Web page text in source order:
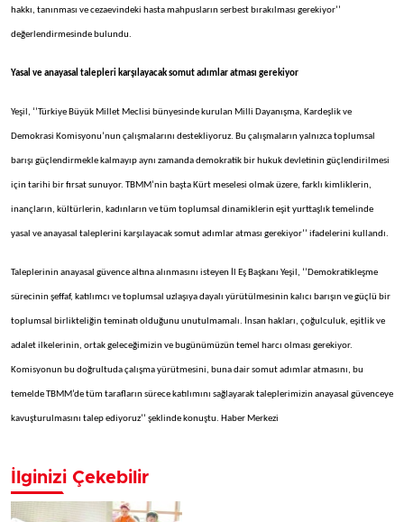
hakkı, tanınması ve cezaevindeki hasta mahpusların serbest bırakılması gerekiyor’’
değerlendirmesinde bulundu.
Yasal ve anayasal talepleri karşılayacak somut adımlar atması gerekiyor
Yeşil, ‘’Türkiye Büyük Millet Meclisi bünyesinde kurulan Milli Dayanışma, Kardeşlik ve
Demokrasi Komisyonu’nun çalışmalarını destekliyoruz. Bu çalışmaların yalnızca toplumsal
barışı güçlendirmekle kalmayıp aynı zamanda demokratik bir hukuk devletinin güçlendirilmesi
için tarihi bir fırsat sunuyor. TBMM’nin başta Kürt meselesi olmak üzere, farklı kimliklerin,
inançların, kültürlerin, kadınların ve tüm toplumsal dinamiklerin eşit yurttaşlık temelinde
yasal ve anayasal taleplerini karşılayacak somut adımlar atması gerekiyor’’ ifadelerini kullandı.
Taleplerinin anayasal güvence altına alınmasını isteyen İl Eş Başkanı Yeşil, ‘’Demokratikleşme
sürecinin şeffaf, katılımcı ve toplumsal uzlaşıya dayalı yürütülmesinin kalıcı barışın ve güçlü bir
toplumsal birlikteliğin teminatı olduğunu unutulmamalı. İnsan hakları, çoğulculuk, eşitlik ve
adalet ilkelerinin, ortak geleceğimizin ve bugünümüzün temel harcı olması gerekiyor.
Komisyonun bu doğrultuda çalışma yürütmesini, buna dair somut adımlar atmasını, bu
temelde TBMM’de tüm tarafların sürece katılımını sağlayarak taleplerimizin anayasal güvenceye
kavuşturulmasını talep ediyoruz’’ şeklinde konuştu. Haber Merkezi
İlginizi Çekebilir